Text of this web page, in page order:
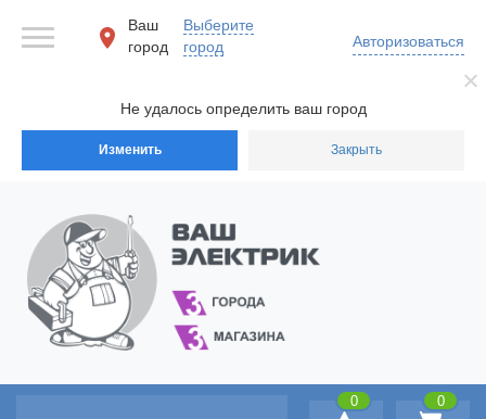
Не удалось определить ваш город
Изменить Закрыть
Ваш
город
Выберите
город
Авторизоваться
0
0